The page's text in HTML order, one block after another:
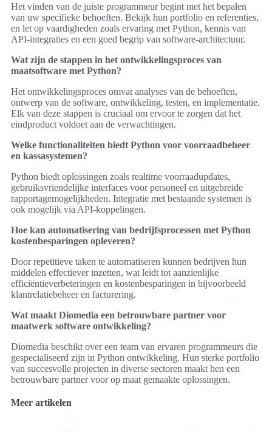
Het vinden van de juiste programmeur begint met het bepalen
van uw specifieke behoeften. Bekijk hun portfolio en referenties,
en let op vaardigheden zoals ervaring met Python, kennis van
API-integraties en een goed begrip van software-architectuur.
Wat zijn de stappen in het ontwikkelingsproces van
maatsoftware met Python?
Het ontwikkelingsproces omvat analyses van de behoeften,
ontwerp van de software, ontwikkeling, testen, en implementatie.
Elk van deze stappen is cruciaal om ervoor te zorgen dat het
eindproduct voldoet aan de verwachtingen.
Welke functionaliteiten biedt Python voor voorraadbeheer
en kassasystemen?
Python biedt oplossingen zoals realtime voorraadupdates,
gebruiksvriendelijke interfaces voor personeel en uitgebreide
rapportagemogelijkheden. Integratie met bestaande systemen is
ook mogelijk via API-koppelingen.
Hoe kan automatisering van bedrijfsprocessen met Python
kostenbesparingen opleveren?
Door repetitieve taken te automatiseren kunnen bedrijven hun
middelen effectiever inzetten, wat leidt tot aanzienlijke
efficiëntieverbeteringen en kostenbesparingen in bijvoorbeeld
klantrelatiebeheer en facturering.
Wat maakt Diomedia een betrouwbare partner voor
maatwerk software ontwikkeling?
Diomedia beschikt over een team van ervaren programmeurs die
gespecialiseerd zijn in Python ontwikkeling. Hun sterke portfolio
van succesvolle projecten in diverse sectoren maakt hen een
betrouwbare partner voor op maat gemaakte oplossingen.
Meer artikelen